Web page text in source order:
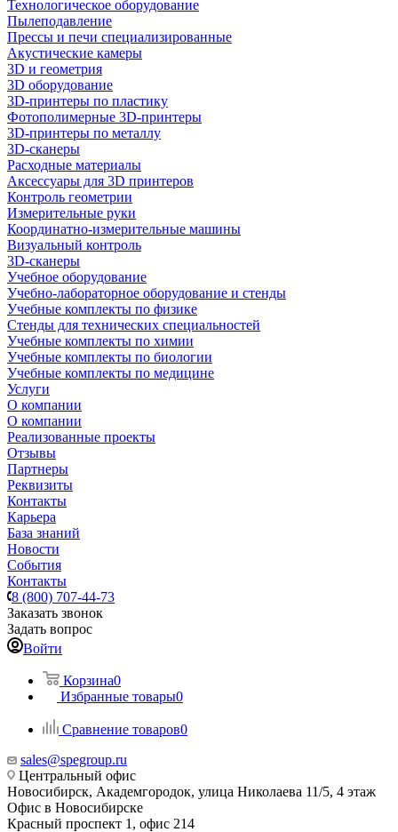
Технологическое оборудование
Пылеподавление
Прессы и печи специализированные
Акустические камеры
3D и геометрия
3D оборудование
3D-принтеры по пластику
Фотополимерные 3D-принтеры
3D-принтеры по металлу
3D-сканеры
Расходные материалы
Аксессуары для 3D принтеров
Контроль геометрии
Измерительные руки
Координатно-измерительные машины
Визуальный контроль
3D-сканеры
Учебное оборудование
Учебно-лабораторное оборудование и стенды
Учебные комплекты по физике
Стенды для технических специальностей
Учебные комплекты по химии
Учебные комплекты по биологии
Учебные комплекты по медицине
Услуги
О компании
О компании
Реализованные проекты
Отзывы
Партнеры
Реквизиты
Контакты
Карьера
База знаний
Новости
События
Контакты
8 (800) 707-44-73
Заказать звонок
Задать вопрос
Войти
Корзина0
Избранные товары0
Сравнение товаров0
sales@spegroup.ru
Центральный офис
Новосибирск, Академгородок, улица Николаева 11/5, 4 этаж
Офис в Новосибирске
Красный проспект 1, офис 214